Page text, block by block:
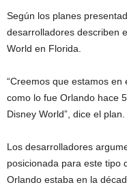
Según los planes
desarrolladores describen
World en Florida.
“Creemos que estamos
como lo fue Orlando hace
Disney World”, dice el plan.
Los desarrolladores
posicionada para este tipo
Orlando estaba en la